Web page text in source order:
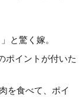
と驚く嫁。
ポイントが付いた
を食べて、ポイ